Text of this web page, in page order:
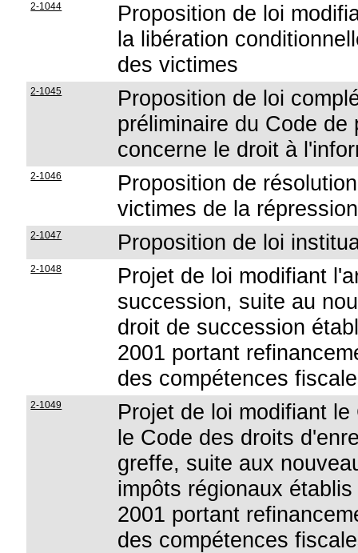
2-1044
Proposition de loi
la libération
des victimes
2-1045
Proposition de loi
préliminaire du Code
concerne le droit à
2-1046
Proposition de
victimes de la répression
2-1047 Proposition de loi
2-1048
Projet de loi modifiant
succession, suite au
droit de succession
2001 portant
des compétences
2-1049
Projet de loi modifiant
le Code des droits
greffe, suite aux
impôts régionaux
2001 portant
des compétences